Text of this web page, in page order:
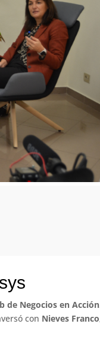
de Negocios en Acción
con Nieves